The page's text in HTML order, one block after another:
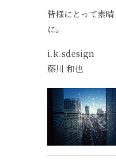
皆様にとって素
に。
i.k.sdesign
藤川 和也